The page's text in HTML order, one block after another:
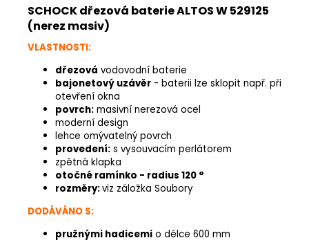
SCHOCKdřezová baterie ALTOS W 529125
(nerez masiv)
VLASTNOSTI:
dřezová vodovodní baterie
bajonetový uzávěr - baterii lze sklopit např. při
otevření okna
povrch: masivní nerezová ocel
moderní design
lehce omývatelný povrch
provedení: s vysouvacím perlátorem
zpětná klapka
otočné ramínko - radius 120 °
rozměry:viz záložka Soubory
DODÁVÁNO S:
pružnými hadicemi o délce 600 mm